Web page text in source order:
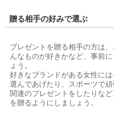
贈る相手の好みで選ぶ
プレゼントを贈る相手の方は
んなものが好きかなど、事前
ょう。
好きなブランドがある女性に
選んであげたり、スポーツで
関連のプレゼントをしたりな
を贈るようにしましょう。